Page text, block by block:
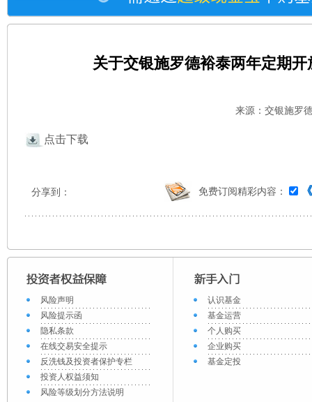
关于交银施罗德裕泰两年定期
来源：交银施罗
点击下载
分享到： 免费订阅精彩内容：
风险声明
风险提示函
隐私条款
在线交易安全提示
反洗钱及投资者保护专栏
投资人权益须知
风险等级划分方法说明
认识基金
基金运营
个人购买
企业购买
基金定投